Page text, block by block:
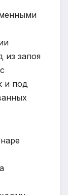
из запоя
и под